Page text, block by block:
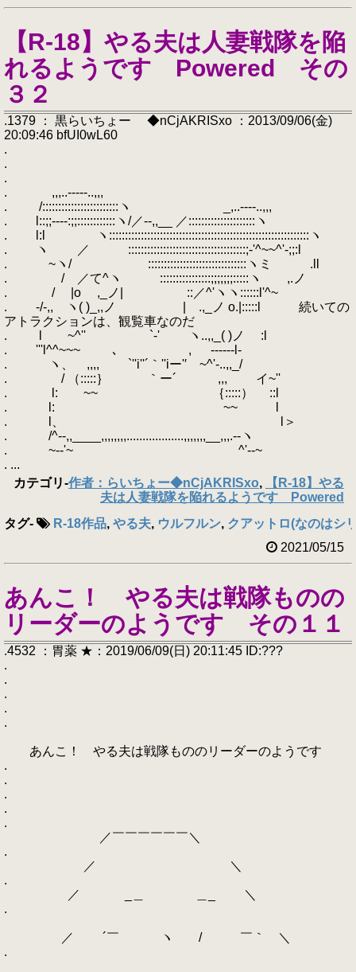
【R-18】やる夫は人妻戦隊を陥
れるようです Powered その
３２
.1379 ： 黒らいちょー ◆nCjAKRISxo ：2013/09/06(金)
20:09:46 bfUI0wL60
.
.
.
. ,,,..-‐‐‐-..,,,
. /::::::::::::::::::::::::ヽ _,..-‐‐-..,,,
. l::;;-‐‐-:;;::::::::::::ヽ/／-‐,,__ ／:::::::::::::::::::::ヽ
. l:l ヽ:::::::::::::::::::::::::::::::::::::::::::::::::::::::::::::::ヽ
. ヽ ／ :::::::::::::::::::::::::::::::::::::;-'^~~^'‐;;:l
. ~ヽ/ :::::::::::::::::::::::::::::::ヽミ .ll
. / ／て^ヽ ::::::::::::::::;;;;;;;:::::ヽ ,.ノ
. / |o ゝ,_ノ| ::／^'ヽヽ::::::l'^~
. ‐/-,, ヽ( )_,,ノ |ゝ.,_ノ o.|:::::l 続いての
アトラクションは、観覧車なのだ
. l ~^'' `‐' ヽ..,,_( )ノ :l
. '''l^^~~~ ､ , -‐‐‐--l-
. ヽ、 ,,,, `''i''´｀''iー'′ ~^'‐..,,_/
. / （:::::｝ ｀ー´ ,,, イ~''
. l: ~~ ｛:::::） ::l
. l: ~~ l
. l、 l＞
. /^‐-,,____,,,,,,,,..................,,,,,,,__,,,.--ヽ
. ~‐‐'~ ^'‐‐~
. ...
カテゴリ-作者：らいちょー◆nCjAKRISxo,
【R-18】やる
夫は人妻戦隊を陥れるようです Powered
タグ- R-18作品, やる夫, ウルフルン, クアットロ(なのはシ
2021/05/15
あんこ！ やる夫は戦隊ものの
リーダーのようです その１１
.4532 ：胃薬 ★：2019/06/09(日) 20:11:45 ID:???
.
.
.
.
.
あんこ！ やる夫は戦隊もののリーダーのようです
.
.
.
.
.
／￣￣￣￣￣￣＼
.
／ ＼
.
／ _＿ ＿_ ＼
.
／ ´￣ ヽ / ￣｀ ＼
.